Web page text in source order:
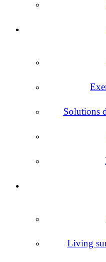
Solutions
Living